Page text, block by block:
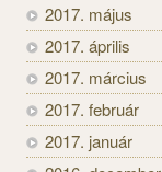
2017. május
2017. április
2017. március
2017. február
2017. január